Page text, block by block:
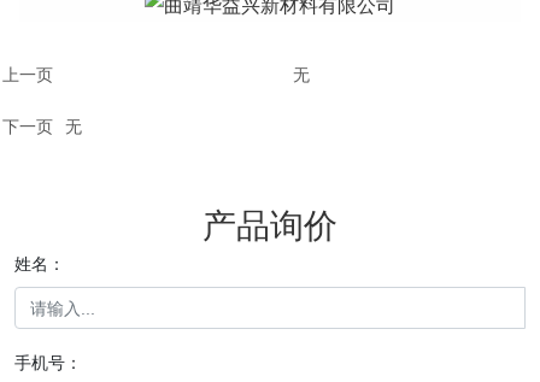
上一页 无
下一页 无
产品询价
姓名：
手机号：